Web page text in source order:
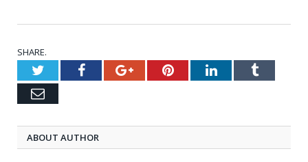
SHARE.
TwitterFacebookGoogle+PinterestLinkedInTumblr
Email
ABOUT AUTHOR